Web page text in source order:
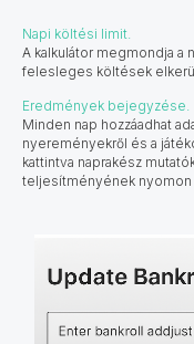
Napi költési limit.
A kalkulátor megmondja a
felesleges költések
Eredmények bejegyzése.
Minden nap hozzáadhat
nyereményekről és a
kattintva naprakész
teljesítményének nyomon